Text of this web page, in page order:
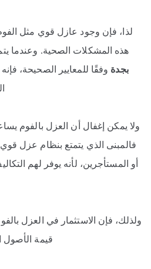
لذا، فإن وجود عازل قوي مثل
هذه المشكلات الصحية. وعندما
بجدة وفقًا للمعايير الصحيحة،
ولا يمكن إغفال أن العزل بالفوم
فالمبنى الذي يتمتع بنظام عزل
أو المستأجرين، لأنه يوفر لهم
ولذلك، فإن الاستثمار في العزل
قيمة الأصول